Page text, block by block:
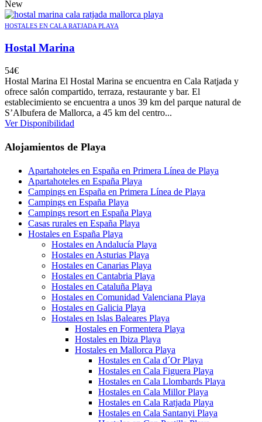
New
HOSTALES EN CALA RATJADA PLAYA
Hostal Marina
54€
Hostal Marina El Hostal Marina se encuentra en Cala Ratjada y
ofrece salón compartido, terraza, restaurante y bar. El
establecimiento se encuentra a unos 39 km del parque natural de
S’Albufera de Mallorca, a 45 km del centro...
Ver Disponibilidad
Alojamientos de Playa
Apartahoteles en España en Primera Línea de Playa
Apartahoteles en España Playa
Campings en España en Primera Línea de Playa
Campings en España Playa
Campings resort en España Playa
Casas rurales en España Playa
Hostales en España Playa
Hostales en Andalucía Playa
Hostales en Asturias Playa
Hostales en Canarias Playa
Hostales en Cantabria Playa
Hostales en Cataluña Playa
Hostales en Comunidad Valenciana Playa
Hostales en Galicia Playa
Hostales en Islas Baleares Playa
Hostales en Formentera Playa
Hostales en Ibiza Playa
Hostales en Mallorca Playa
Hostales en Cala d´Or Playa
Hostales en Cala Figuera Playa
Hostales en Cala Llombards Playa
Hostales en Cala Millor Playa
Hostales en Cala Ratjada Playa
Hostales en Cala Santanyi Playa